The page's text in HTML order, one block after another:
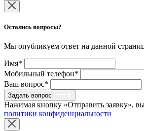
Остались вопросы?
Мы опубликуем ответ на данной
Имя*
Мобильный телефон*
Ваш вопрос*
Задать вопрос
Нажимая кнопку «Отправить заявку»,
политики конфиденциальности